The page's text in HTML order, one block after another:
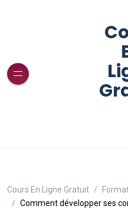
Cours En Ligne Gratuit
Comment développer ses